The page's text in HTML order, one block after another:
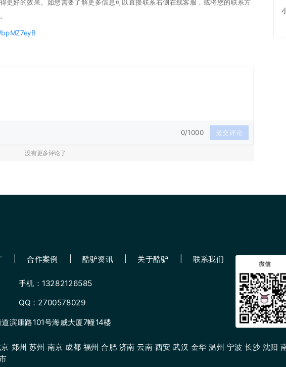
更好的效果。如您需要了解更多信息可以直接联系右侧在线客服，或将您的联系方
0/1000 提交评论
没有更多评论了
滨康路101号海威大厦7幢14楼
郑州 苏州 南京 成都 福州 合肥 济南 云南 西安 武汉 金华 温州 宁波 长沙 沈阳
手机：13282126585
QQ：2700578029
合作案例 酷驴资讯 关于酷驴 联系我们